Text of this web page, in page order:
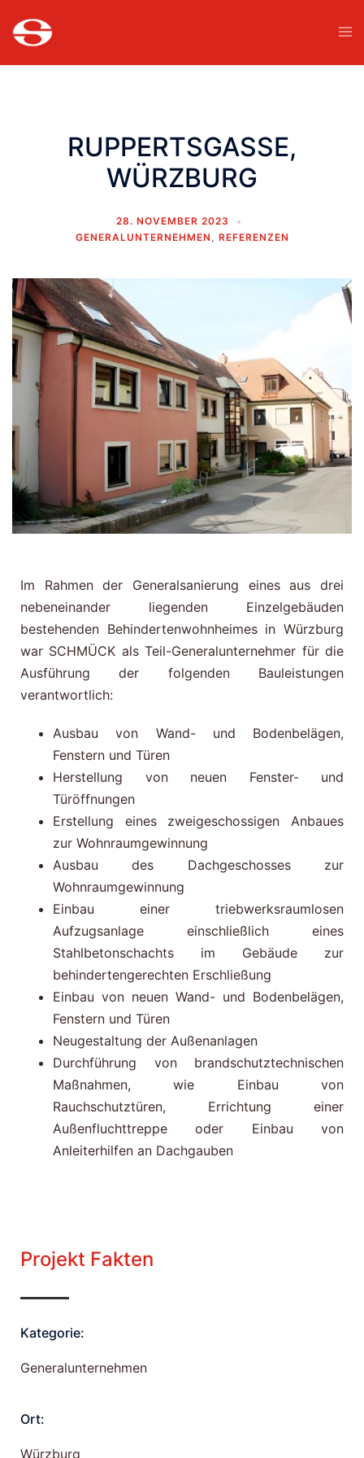
RUPPERTSGASSE,
WÜRZBURG
28. NOVEMBER 2023
GENERALUNTERNEHMEN , REFERENZEN
Im Rahmen der Generalsanierung eines aus drei
nebeneinander liegenden Einzelgebäuden
bestehenden Behindertenwohnheimes in Würzburg
war SCHMÜCK als Teil-Generalunternehmer für die
Ausführung der folgenden Bauleistungen
verantwortlich:
Ausbau von Wand- und Bodenbelägen,
Fenstern und Türen
Herstellung von neuen Fenster- und
Türöffnungen
Erstellung eines zweigeschossigen Anbaues
zur Wohnraumgewinnung
Ausbau des Dachgeschosses zur
Wohnraumgewinnung
Einbau einer triebwerksraumlosen
Aufzugsanlage einschließlich eines
Stahlbetonschachts im Gebäude zur
behindertengerechten Erschließung
Einbau von neuen Wand- und Bodenbelägen,
Fenstern und Türen
Neugestaltung der Außenanlagen
Durchführung von brandschutztechnischen
Maßnahmen, wie Einbau von
Rauchschutztüren, Errichtung einer
Außenfluchttreppe oder Einbau von
Anleiterhilfen an Dachgauben
Projekt Fakten
Kategorie:
Generalunternehmen
Ort:
Würzburg